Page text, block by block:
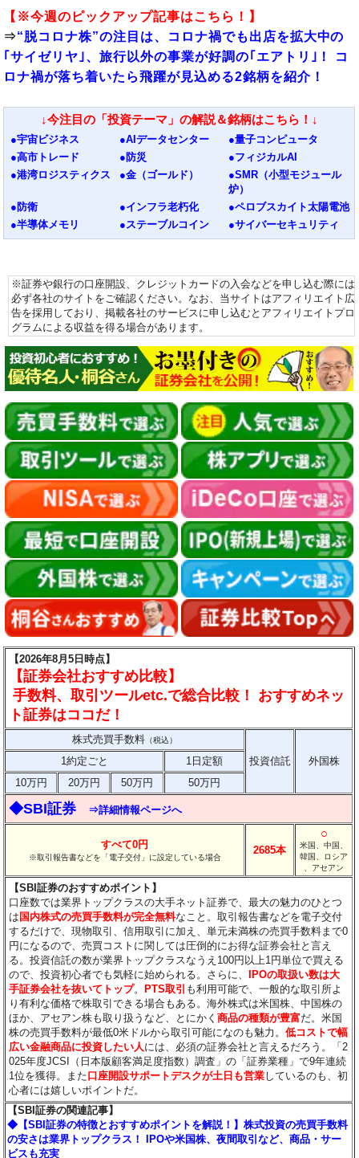
【※今週のピックアップ記事はこちら！】
⇒“脱コロナ株”の注目は、コロナ禍でも出店を拡大中の
｢サイゼリヤ｣、旅行以外の事業が好調の｢エアトリ｣！ コ
ロナ禍が落ち着いたら飛躍が見込める2銘柄を紹介！
↓今注目の「投資テーマ」の解説＆銘柄はこちら！↓
●宇宙ビジネス ●AIデータセンター
●量子コンピュータ
●高市トレード
●防災
●フィジカルAI
●港湾ロジスティクス
●金（ゴールド）
●SMR（小型モジュール
炉）
●防衛
●インフラ老朽化
●ペロブスカイト太陽電池
●半導体メモリ
●ステーブルコイン ●サイバーセキュリティ
※証券や銀行の口座開設、クレジットカードの入会などを申し込む際には
必ず各社のサイトをご確認ください。なお、当サイトはアフィリエイト広
告を採用しており、掲載各社のサービスに申し込むとアフィリエイトプロ
グラムによる収益を得る場合があります。
【2026年8月5日時点】
【証券会社おすすめ比較】
手数料、取引ツールetc.で総合比較！ おすすめネッ
ト証券はココだ！
株式売買手数料 （税込）
投資信託 外国株
1約定ごと
1日定額
10万円
20万円 50万円 50万円
◆SBI証券 ⇒詳細情報ページへ
すべて0円
※取引報告書などを「電子交付」に設定している場合
2685本
○
米国、中国、
韓国、ロシア
、アセアン
【SBI証券のおすすめポイント】
口座数では業界トップクラスの大手ネット証券で、最大の魅力のひとつ
は 国内株式の売買手数料が完全無料なこと。取引報告書などを電子交付
するだけで、現物取引、信用取引に加え、単元未満株の売買手数料まで0
円になるので、売買コストに関しては圧倒的にお得な証券会社と言え
る。投資信託の数が業界トップクラスなうえ100円以上1円単位で買える
ので、投資初心者でも気軽に始められる。さらに、
IPOの取扱い数は大
手証券会社を抜いてトップ。 PTS取引 も利用可能で、一般的な取引所よ
り有利な価格で株取引できる場合もある。海外株式は米国株、中国株の
ほか、アセアン株も取り扱うなど、とにかく商品の種類が豊富だ。米国
株の売買手数料が最低0米ドルから取引可能になのも魅力。低コストで幅
広い金融商品に投資したい人には、必須の証券会社と言えるだろう。「2
025年度JCSI（日本版顧客満足度指数）調査」の「証券業種」で9年連続
1位を獲得。また口座開設サポートデスクが土日も営業しているのも、初
心者には嬉しいポイントだ。
【SBI証券の関連記事】
◆【SBI証券の特徴とおすすめポイントを解説！】株式投資の売買手数料
の安さは業界トップクラス！ IPOや米国株、夜間取引など、商品・サー
ビスも充実